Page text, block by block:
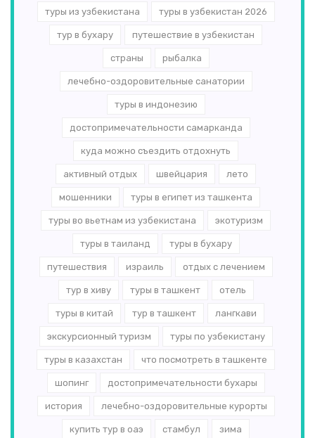
туры из узбекистана туры в узбекистан 2026
тур в бухару путешествие в узбекистан
страны рыбалка
лечебно-оздоровительные санатории
туры в индонезию
достопримечательности самарканда
куда можно съездить отдохнуть
активный отдых швейцария лето
мошенники туры в египет из ташкента
туры во вьетнам из узбекистана экотуризм
туры в таиланд туры в бухару
путешествия израиль отдых с лечением
тур в хиву туры в ташкент отель
туры в китай тур в ташкент лангкави
экскурсионный туризм туры по узбекистану
туры в казахстан что посмотреть в ташкенте
шопинг достопримечательности бухары
история лечебно-оздоровительные курорты
купить тур в оаэ стамбул зима